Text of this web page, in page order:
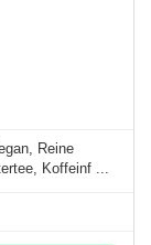
Reine
Koffeinf ...